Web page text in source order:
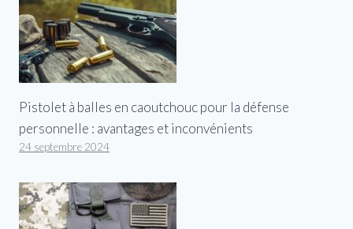
Pistolet à balles en caoutchouc pour la défense
personnelle : avantages et inconvénients
24 septembre 2024